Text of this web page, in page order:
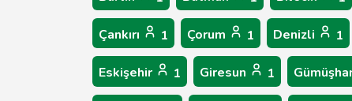
Çankırı 1 Çorum 1 Denizli 1
Eskişehir 1 Giresun 1